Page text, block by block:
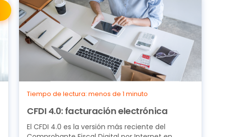
Tiempo de lectura: menos de 1 minuto
CFDI 4.0: facturación electrónica
El CFDI 4.0 es la versión más reciente del